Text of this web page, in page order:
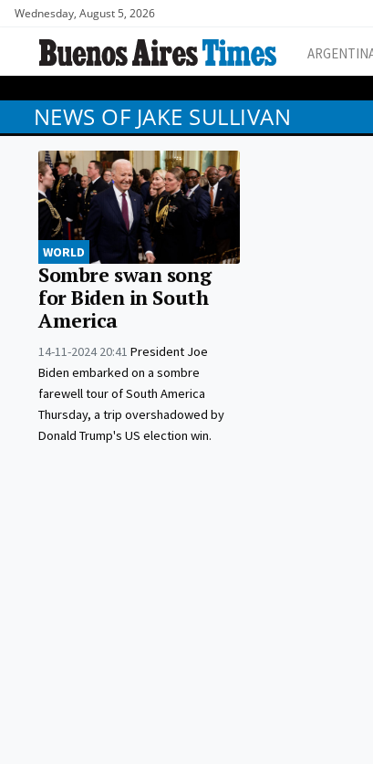
Wednesday, August 5, 2026
NEWS OF JAKE SULLIVAN
WORLD
Sombre swan song
for Biden in South
America
14-11-2024 20:41 President Joe
Biden embarked on a sombre
farewell tour of South America
Thursday, a trip overshadowed by
Donald Trump's US election win.